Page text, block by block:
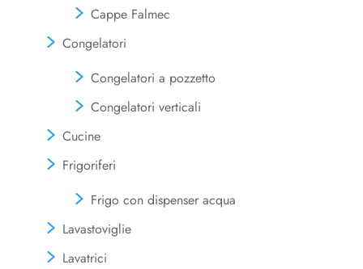
Cappe Falmec
Congelatori
Congelatori a pozzetto
Congelatori verticali
Cucine
Frigoriferi
Frigo con dispenser acqua
Lavastoviglie
Lavatrici